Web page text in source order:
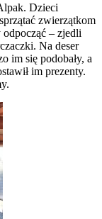
Dzieci
zwierzątkom
odpocząć – zjedli
Na deser
im się podobały, a
im prezenty.